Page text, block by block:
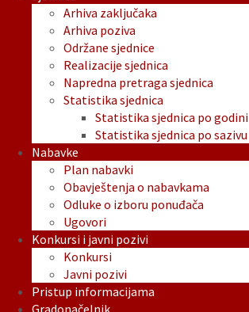
Arhiva zaključaka
Arhiva poziva
Održane sjednice
Realizacije sjednica
Napredna pretraga sjednica
Statistika sjednica
Statistika sjednica po godini
Statistika sjednica po sazivu
Nabavke
Plan nabavki
Obavještenja o nabavkama
Odluke o izboru ponuđača
Ugovori
Konkursi i javni pozivi
Konkursi
Javni pozivi
Pristup informacijama